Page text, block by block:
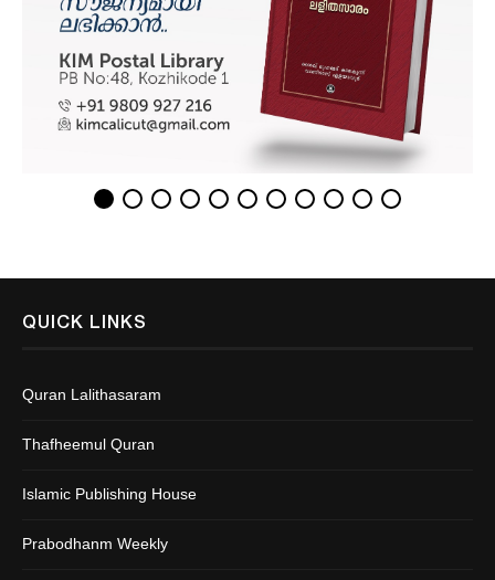
QUICK LINKS
Quran Lalithasaram
Thafheemul Quran
Islamic Publishing House
Prabodhanm Weekly